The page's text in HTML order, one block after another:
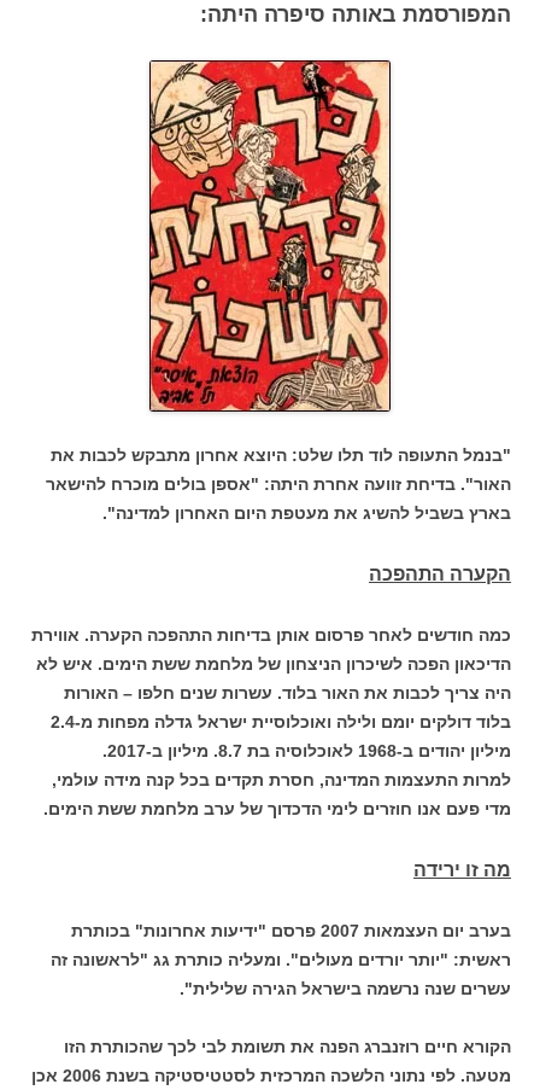
המפורסמת באותה סיפרה היתה:
"בנמל התעופה לוד תלו שלט: היוצא אחרון מתבקש לכבות את
האור". בדיחת זוועה אחרת היתה: "אספן בולים מוכרח להישאר
בארץ בשביל להשיג את מעטפת היום האחרון למדינה".
הקערה התהפכה
כמה חודשים לאחר פרסום אותן בדיחות התהפכה הקערה. אווירת
הדיכאון הפכה לשיכרון הניצחון של מלחמת ששת הימים. איש לא
היה צריך לכבות את האור בלוד. עשרות שנים חלפו – האורות
בלוד דולקים יומם ולילה ואוכלוסיית ישראל גדלה מפחות מ-2.4
מיליון יהודים ב-1968 לאוכלוסיה בת 8.7. מיליון ב-2017.
למרות התעצמות המדינה, חסרת תקדים בכל קנה מידה עולמי,
מדי פעם אנו חוזרים לימי הדכדוך של ערב מלחמת ששת הימים.
מה זו ירידה
בערב יום העצמאות 2007 פרסם "ידיעות אחרונות" בכותרת
ראשית: "יותר יורדים מעולים". ומעליה כותרת גג "לראשונה זה
עשרים שנה נרשמה בישראל הגירה שלילית".
הקורא חיים רוזנברג הפנה את תשומת לבי לכך שהכותרת הזו
מטעה. לפי נתוני הלשכה המרכזית לסטטיסטיקה בשנת 2006 אכן